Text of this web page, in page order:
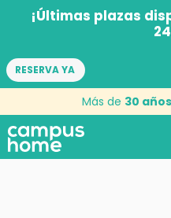
¡Últimas plazas
RESERVA YA
Más de 30 años
descenso
23 de septiembre de 2015